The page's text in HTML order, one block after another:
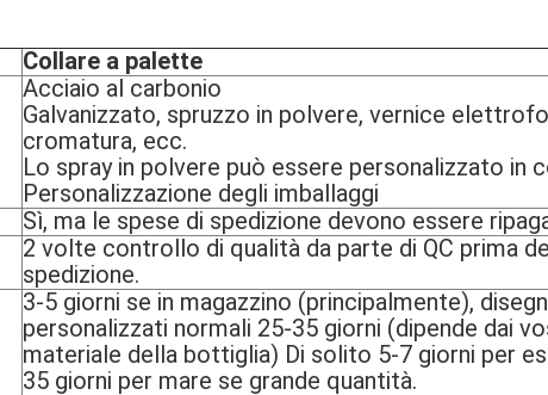
Collare a palette
Acciaio al carbonio
Galvanizzato, spruzzo in polvere, vernice
cromatura, ecc.
Lo spray in polvere può essere personalizzato in
Personalizzazione degli imballaggi
Sì, ma le spese di spedizione devono essere
2 volte controllo di qualità da parte di QC prima
spedizione.
3-5 giorni se in magazzino (principalmente),
personalizzati normali 25-35 giorni (dipende dai
materiale della bottiglia) Di solito 5-7 giorni per
35 giorni per mare se grande quantità.